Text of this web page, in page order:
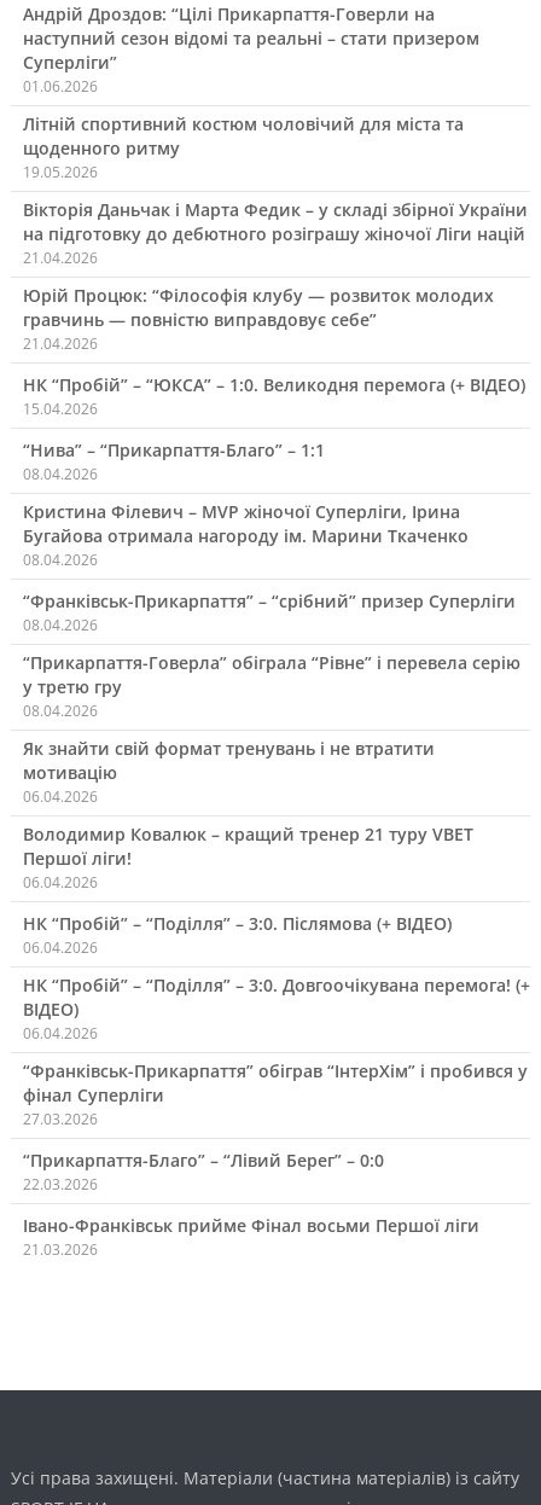
Андрій Дроздов: “Цілі Прикарпаття-Говерли на
наступний сезон відомі та реальні – стати призером
Суперліги”
01.06.2026
Літній спортивний костюм чоловічий для міста та
щоденного ритму
19.05.2026
Вікторія Даньчак і Марта Федик – у складі збірної України
на підготовку до дебютного розіграшу жіночої Ліги націй
21.04.2026
Юрій Процюк: “Філософія клубу — розвиток молодих
гравчинь — повністю виправдовує себе”
21.04.2026
НК “Пробій” – “ЮКСА” – 1:0. Великодня перемога (+ ВІДЕО)
15.04.2026
“Нива” – “Прикарпаття-Благо” – 1:1
08.04.2026
Кристина Філевич – MVP жіночої Суперліги, Ірина
Бугайова отримала нагороду ім. Марини Ткаченко
08.04.2026
“Франківськ-Прикарпаття” – “срібний” призер Суперліги
08.04.2026
“Прикарпаття-Говерла” обіграла “Рівне” і перевела серію
у третю гру
08.04.2026
Як знайти свій формат тренувань і не втратити
мотивацію
06.04.2026
Володимир Ковалюк – кращий тренер 21 туру VBET
Першої ліги!
06.04.2026
НК “Пробій” – “Поділля” – 3:0. Післямова (+ ВІДЕО)
06.04.2026
НК “Пробій” – “Поділля” – 3:0. Довгоочікувана перемога! (+
ВІДЕО)
06.04.2026
“Франківськ-Прикарпаття” обіграв “ІнтерХім” і пробився у
фінал Суперліги
27.03.2026
“Прикарпаття-Благо” – “Лівий Берег” – 0:0
22.03.2026
Івано-Франківськ прийме Фінал восьми Першої ліги
21.03.2026
Усі права захищені. Матеріали (частина матеріалів) із сайту